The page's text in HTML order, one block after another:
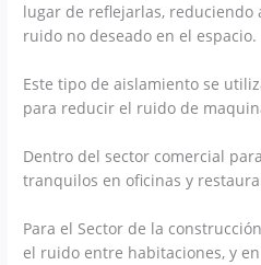
lugar de reflejarlas, reduciendo
ruido no deseado en el espacio.
Este tipo de aislamiento se
para reducir el ruido de
Dentro del sector comercial
tranquilos en oficinas y
Para el Sector de la
el ruido entre habitaciones, y